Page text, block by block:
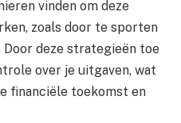
vinden om deze
zoals door te sporten
deze strategieën toe
over je uitgaven, wat
financiële toekomst en